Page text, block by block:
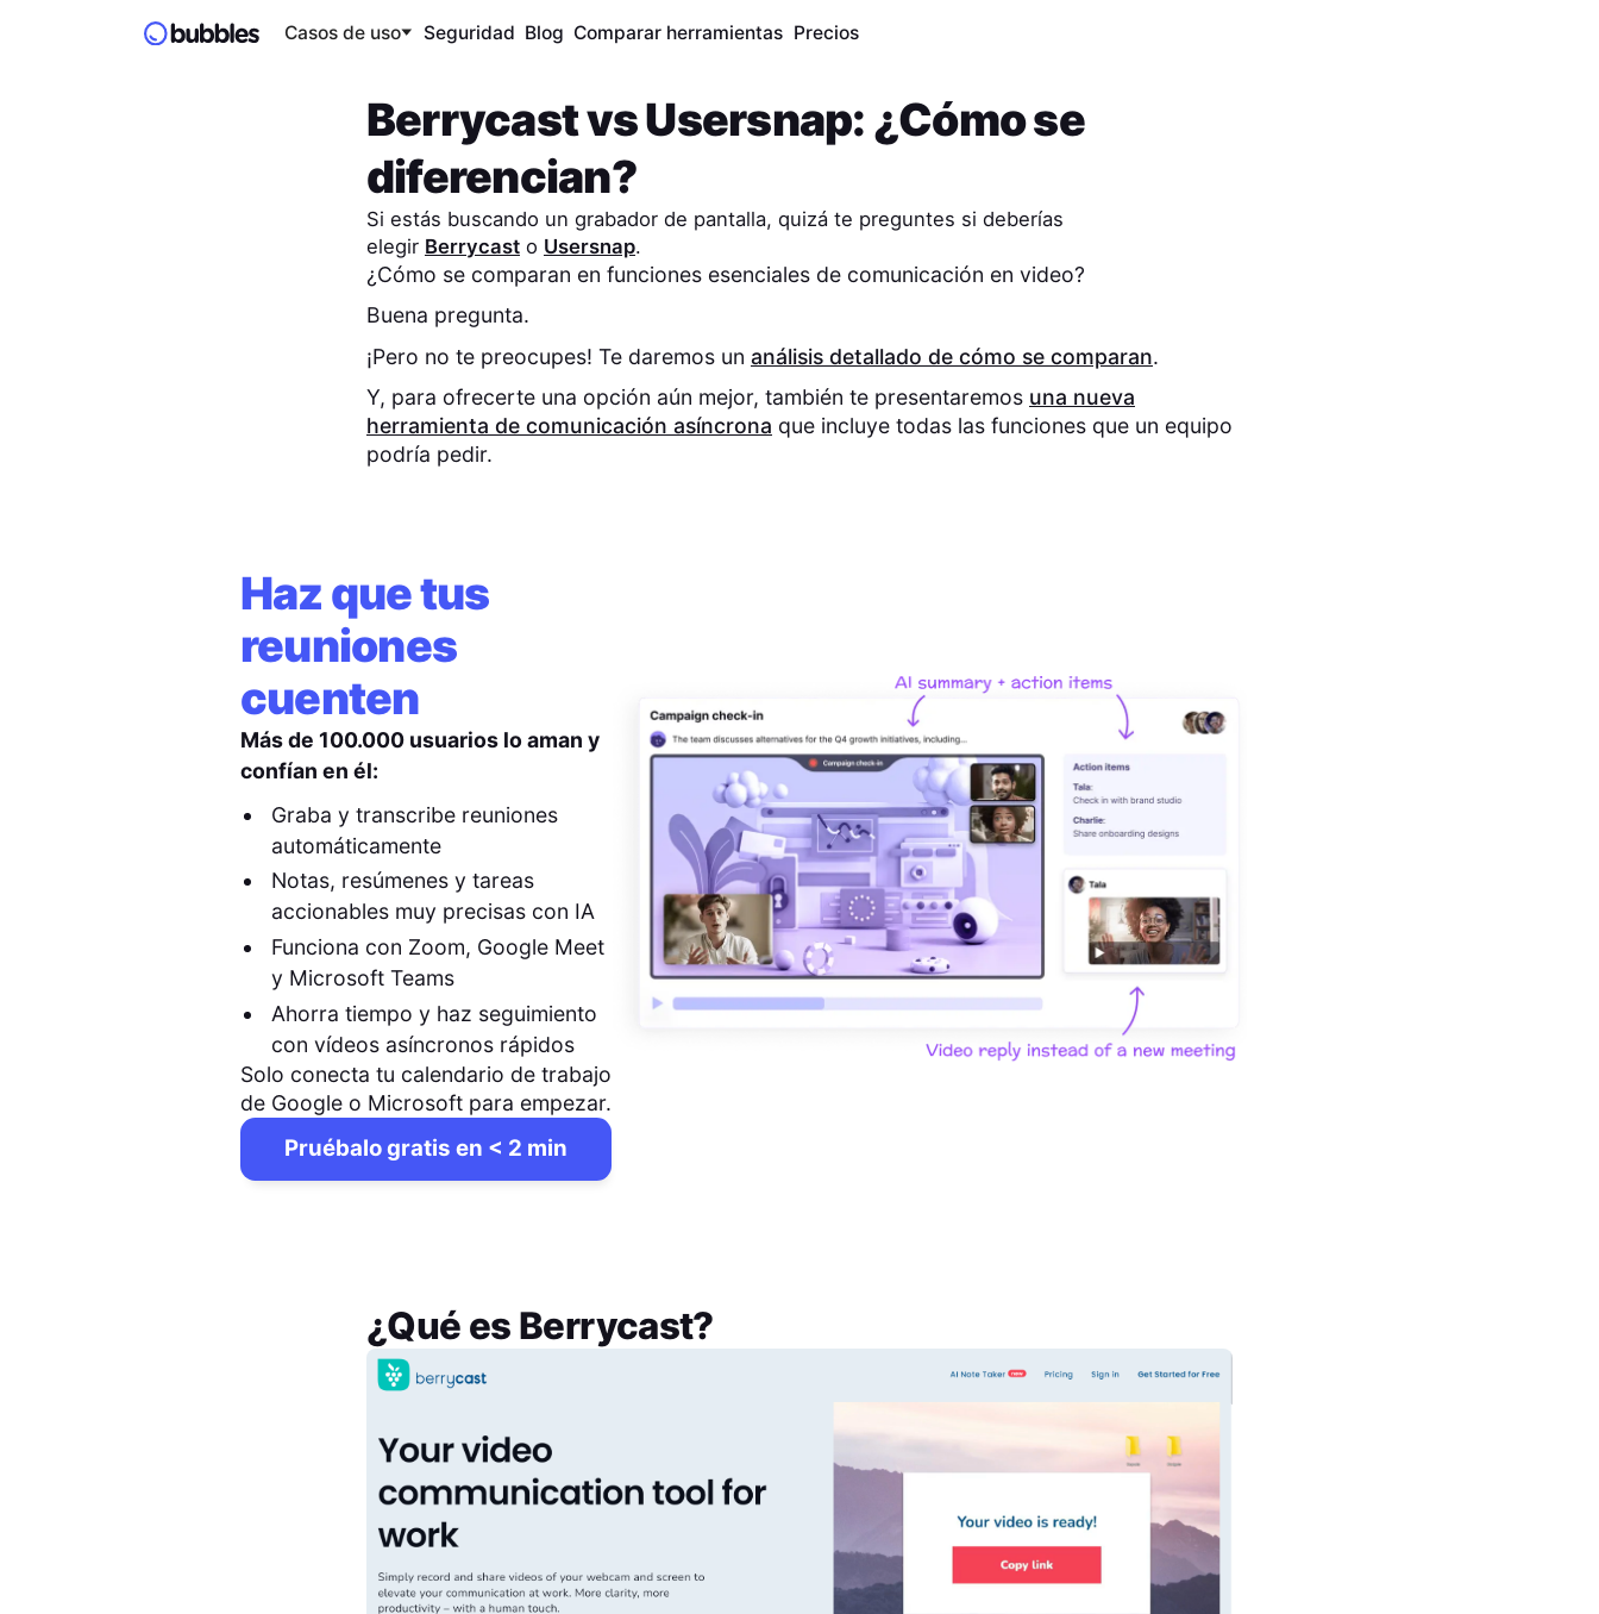
Casos de uso Seguridad Blog Comparar herramientas Precios
BerrycastvsUsersnap: ¿Cómo se
diferencian?
Si estás buscando un grabador de pantalla, quizá te preguntes si deberías
elegir Berrycasto Usersnap.
¿Cómo se comparan en funciones esenciales de comunicación en video?
Buena pregunta.
¡Pero no te preocupes! Te daremos un análisis detallado de cómo se comparan.
Y, para ofrecerte una opción aún mejor, también te presentaremos una nueva
herramienta de comunicación asíncrona que incluye todas las funciones que un equipo
podría pedir.
Haz que tus
reuniones
cuenten
Más de 100.000 usuarios lo aman y
confían en él:
Graba y transcribe reuniones
automáticamente
Notas, resúmenes y tareas
accionables muy precisas con IA
Funciona con Zoom, Google Meet
y Microsoft Teams
Ahorra tiempo y haz seguimiento
con vídeos asíncronos rápidos
Solo conecta tu calendario de trabajo
de Google o Microsoft para empezar.
Pruébalo gratis en < 2 min
¿Qué es Berrycast?